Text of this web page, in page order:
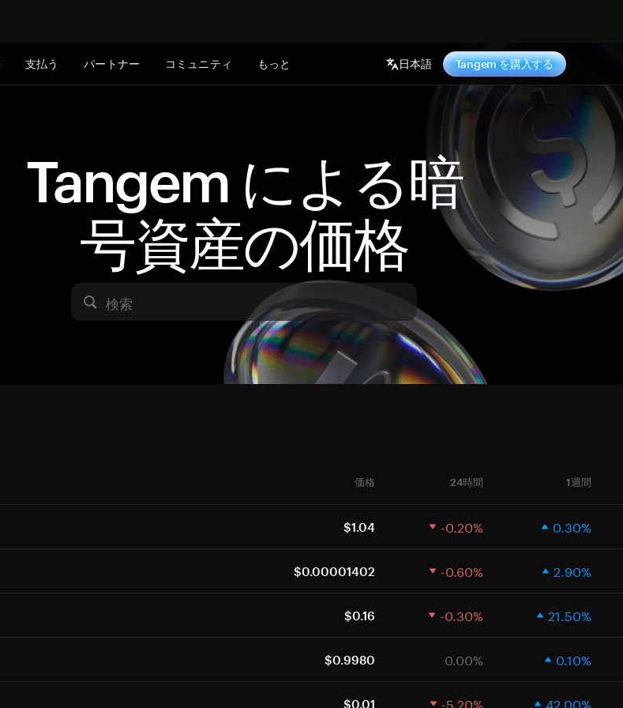
支払う パートナー コミュニティ もっと 日本語 Tangem を購入する
Tangem による暗
号資産の価格
検索
価格 24時間 1週間
$1.04 -0.20% 0.30%
$0.00001402 -0.60% 2.90%
$0.16 -0.30% 21.50%
$0.9980 0.00% 0.10%
$0.01 -5.20% 42.00%